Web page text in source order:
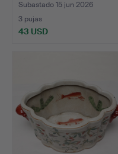
Subastado 15 jun 2026
3 pujas
43 USD